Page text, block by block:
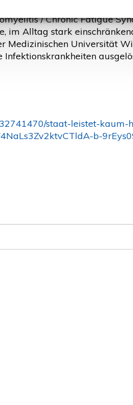
sind zahlreich. Eine der
/ Chronic Fatigue
im Alltag stark
Medizinischen Universität
Infektionskrankheiten
staat-leistet-
b-